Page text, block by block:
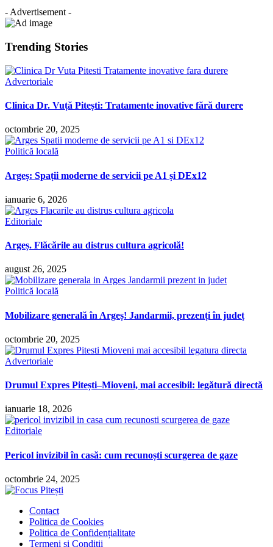
- Advertisement -
Trending Stories
Advertoriale
Clinica Dr. Vuță Pitești: Tratamente inovative fără durere
octombrie 20, 2025
Politică locală
Argeș: Spații moderne de servicii pe A1 și DEx12
ianuarie 6, 2026
Editoriale
Argeș. Flăcările au distrus cultura agricolă!
august 26, 2025
Politică locală
Mobilizare generală în Argeș! Jandarmii, prezenți în județ
octombrie 20, 2025
Advertoriale
Drumul Expres Pitești–Mioveni, mai accesibil: legătură directă
ianuarie 18, 2026
Editoriale
Pericol invizibil în casă: cum recunoști scurgerea de gaze
octombrie 24, 2025
Contact
Politica de Cookies
Politica de Confidențialitate
Termeni și Condiții